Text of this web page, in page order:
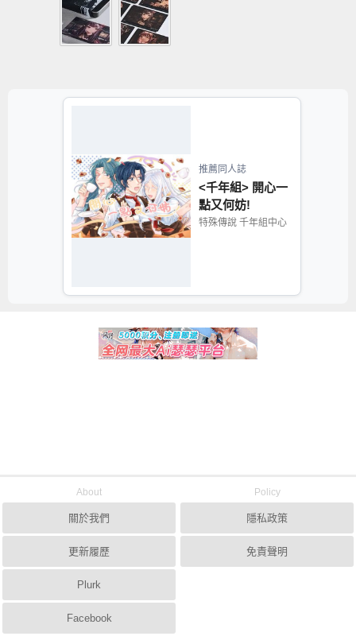
推薦同人誌
<千年組> 開心一
點又何妨!
特殊傳說 千年組中心
About
關於我們
更新履歷
Plurk
Facebook
Policy
隱私政策
免責聲明